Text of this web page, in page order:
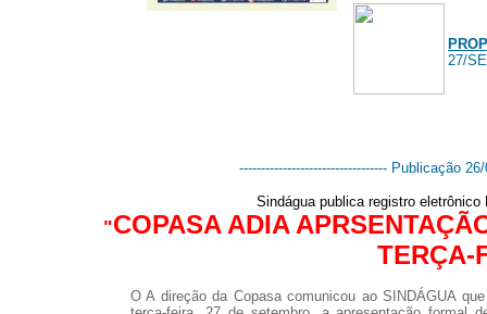
27/
---------------------------------- Publicação
Sindágua publica registro
"COPASA ADIA
TERÇA-
O A direção da Copasa comunicou ao SINDÁGUA